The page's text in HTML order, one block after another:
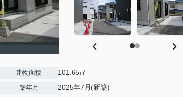
建物面積 101.65㎡
築年月 2025年7月(新築)